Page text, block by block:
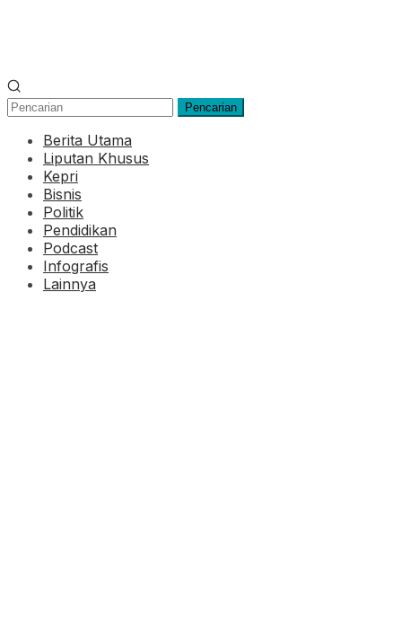
Pencarian
Berita Utama
Liputan Khusus
Kepri
Bisnis
Politik
Pendidikan
Podcast
Infografis
Lainnya